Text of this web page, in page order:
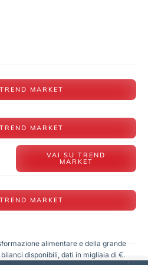
MARKET
MARKET
VAI SU TREND
MARKET
MARKET
alimentare e della grande
disponibili, dati in migliaia di €.